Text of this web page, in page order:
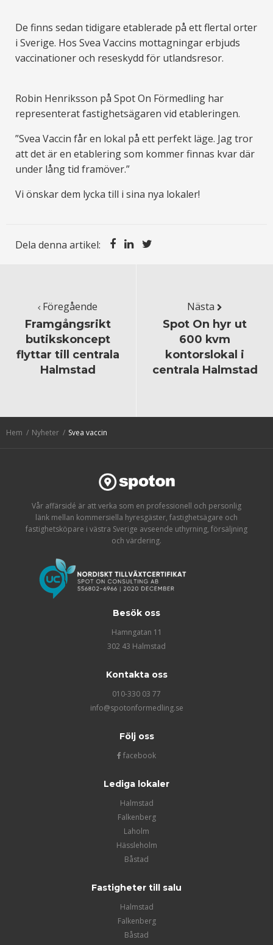
De finns sedan tidigare etablerade på ett flertal orter
i Sverige. Hos Svea Vaccins mottagningar erbjuds
vaccinationer och reseskydd för utlandsresor.
Robin Henriksson på Spot On Förmedling har
representerat fastighetsägaren vid etableringen.
”Svea Vaccin får en lokal på ett perfekt läge. Jag tror
att det är en etablering som kommer finnas kvar där
under lång tid framöver.”
Vi önskar dem lycka till i sina nya lokaler!
Dela denna artikel:
Föregående
Framgångsrikt
butikskoncept
flyttar till centrala
Halmstad
Nästa
Spot On hyr ut
600 kvm
kontorslokal i
centrala Halmstad
Hem Nyheter Svea vaccin
Vår affärsidé är att verka som en professionell och personlig
länk mellan kommersiella hyresgäster, fastighetsägare och
fastighetsköpare i västra Sverige avseende uthyrning, försäljning
och värdering.
Besök oss
Hamngatan 11
302 43 Halmstad
Kontakta oss
010-330 03 77
info@spotonformedling.se
Följ oss
facebook
Lediga lokaler
Halmstad
Falkenberg
Laholm
Hässleholm
Båstad
Fastigheter till salu
Halmstad
Falkenberg
Båstad